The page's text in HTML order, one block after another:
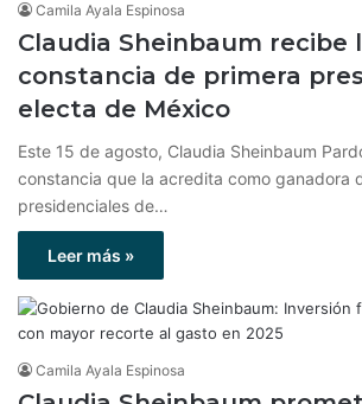
Camila Ayala Espinosa
Claudia Sheinbaum recibe
constancia de primera
electa de México
Este 15 de agosto, Claudia Sheinbaum
constancia que la acredita como ganadora
presidenciales de…
Leer más »
Camila Ayala Espinosa